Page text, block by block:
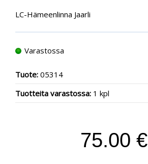
LC-Hämeenlinna Jaarli
Varastossa
Tuote: 05314
Tuotteita varastossa: 1 kpl
75.00 €